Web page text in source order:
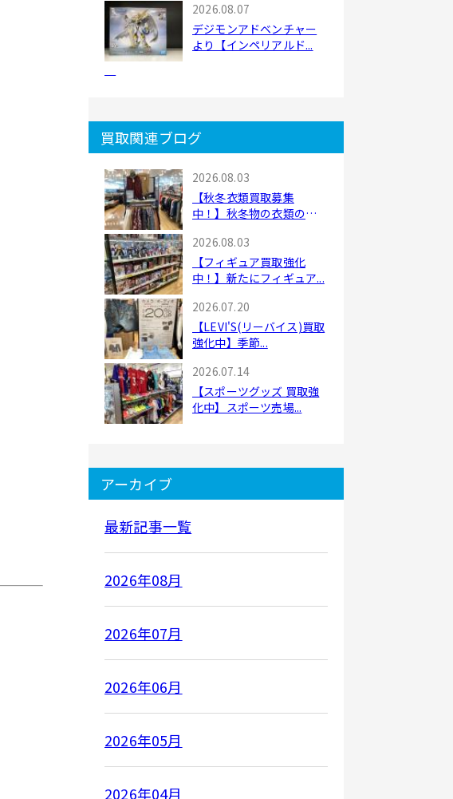
2026.08.07
デジモンアドベンチャー
より【インペリアルド...
買取関連ブログ
2026.08.03
【秋冬衣類買取募集
中！】秋冬物の衣類の買
2026.08.03
【フィギュア買取強化
中！】新たにフィギュア...
2026.07.20
【LEVI'S(リーバイス)買取
強化中】季節...
2026.07.14
【スポーツグッズ 買取強
化中】スポーツ売場...
アーカイブ
最新記事一覧
2026年08月
2026年07月
2026年06月
2026年05月
2026年04月